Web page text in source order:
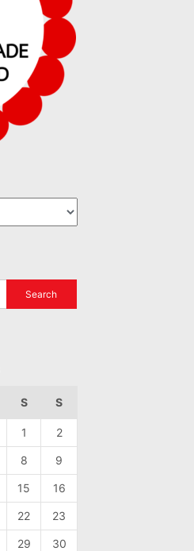
S S
1 2
8 9
15 16
22 23
29 30